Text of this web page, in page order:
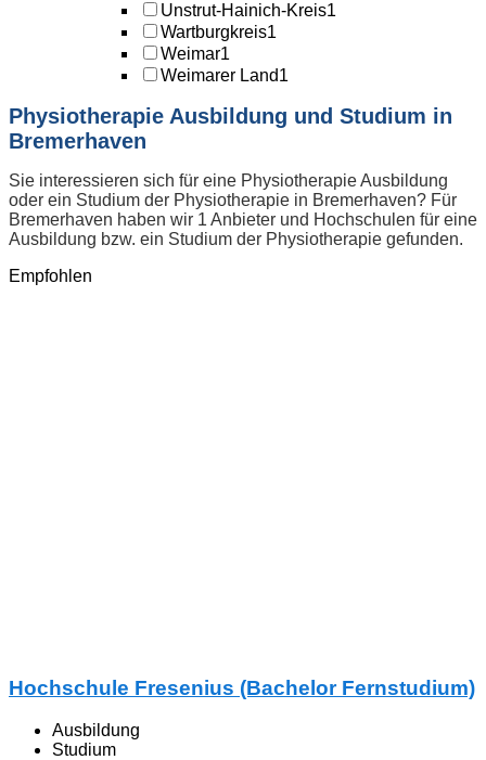
Unstrut-Hainich-Kreis1
Wartburgkreis1
Weimar1
Weimarer Land1
Physiotherapie Ausbildung und Studium in
Bremerhaven
Sie interessieren sich für eine Physiotherapie Ausbildung
oder ein Studium der Physiotherapie in Bremerhaven? Für
Bremerhaven haben wir 1 Anbieter und Hochschulen für eine
Ausbildung bzw. ein Studium der Physiotherapie gefunden.
Empfohlen
Hochschule Fresenius (Bachelor Fernstudium)
Ausbildung
Studium